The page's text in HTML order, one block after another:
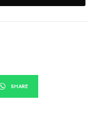
SHARE